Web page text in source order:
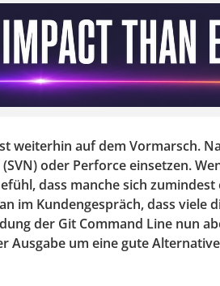
weiterhin auf dem Vormarsch.
oder Perforce einsetzen.
dass manche sich zumindest
im Kundengespräch, dass viele
der Git Command Line nun
Ausgabe um eine gute